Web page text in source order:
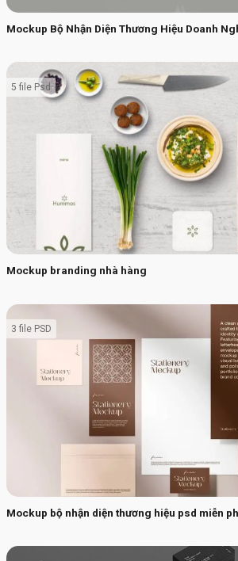
Mockup Bộ Nhận Diện Thương Hiệu Doanh
Mockup branding nhà hàng
5 file Psd
Mockup bộ nhận diện thương hiệu psd miễn
3 file PSD